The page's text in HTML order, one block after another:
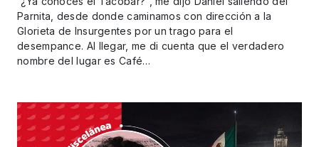
Parnita, desde donde caminamos con dirección a la
Glorieta de Insurgentes por un trago para el
desempance. Al llegar, me di cuenta que el verdadero
nombre del lugar es Café…